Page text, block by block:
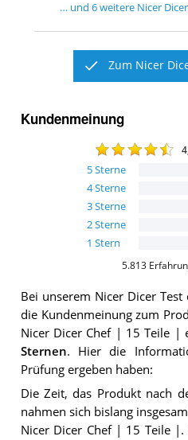
… und 6weitere Nicer Dicer
Zum Nicer
Kundenmeinung
5Sterne
4Sterne
3Sterne
2Sterne
1 Stern
5.813
Bei unserem Nicer Dicer Test
die Kundenmeinung zum
Nicer Dicer Chef | 15 Teile |
Sternen. Hier die
Prüfung ergeben haben:
Die Zeit, das Produkt nach
nahmen sich bislang
Nicer Dicer Chef | 15 Teile |.